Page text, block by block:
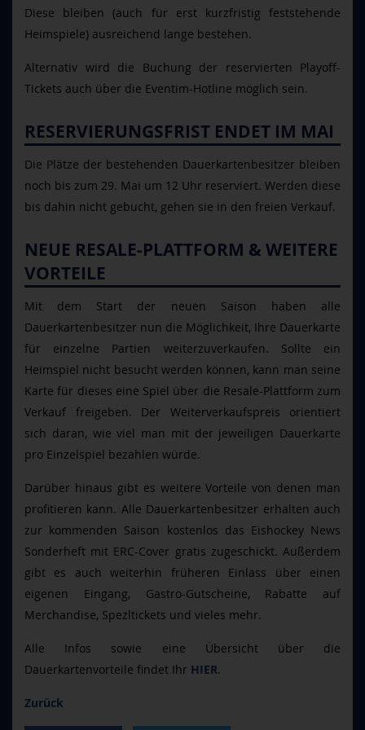
Diese bleiben (auch für erst kurzfristig feststehende
Heimspiele) ausreichend lange bestehen.
Alternativ wird die Buchung der reservierten Playoff-
Tickets auch über die Eventim-Hotline möglich sein.
RESERVIERUNGSFRIST ENDET IM MAI
Die Plätze der bestehenden Dauerkartenbesitzer bleiben
noch bis zum 29. Mai um 12 Uhr reserviert. Werden diese
bis dahin nicht gebucht, gehen sie in den freien Verkauf.
NEUE RESALE-PLATTFORM & WEITERE
VORTEILE
Mit dem Start der neuen Saison haben alle
Dauerkartenbesitzer nun die Möglichkeit, Ihre Dauerkarte
für einzelne Partien weiterzuverkaufen. Sollte ein
Heimspiel nicht besucht werden können, kann man seine
Karte für dieses eine Spiel über die Resale-Plattform zum
Verkauf freigeben. Der Weiterverkaufspreis orientiert
sich daran, wie viel man mit der jeweiligen Dauerkarte
pro Einzelspiel bezahlen würde.
Darüber hinaus gibt es weitere Vorteile von denen man
profitieren kann. Alle Dauerkartenbesitzer erhalten auch
zur kommenden Saison kostenlos das Eishockey News
Sonderheft mit ERC-Cover gratis zugeschickt. Außerdem
gibt es auch weiterhin früheren Einlass über einen
eigenen Eingang, Gastro-Gutscheine, Rabatte auf
Merchandise, Spezltickets und vieles mehr.
Alle Infos sowie eine Übersicht über die
Dauerkartenvorteile findet Ihr HIER.
Zurück